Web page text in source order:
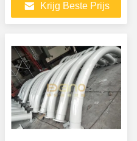
Krijg Beste Prijs